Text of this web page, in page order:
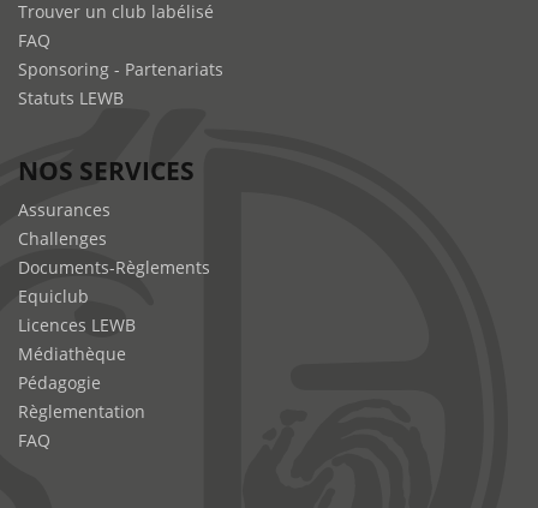
Trouver un club labélisé
FAQ
Sponsoring - Partenariats
Statuts LEWB
NOS SERVICES
Assurances
Challenges
Documents-Règlements
Equiclub
Licences LEWB
Médiathèque
Pédagogie
Règlementation
FAQ